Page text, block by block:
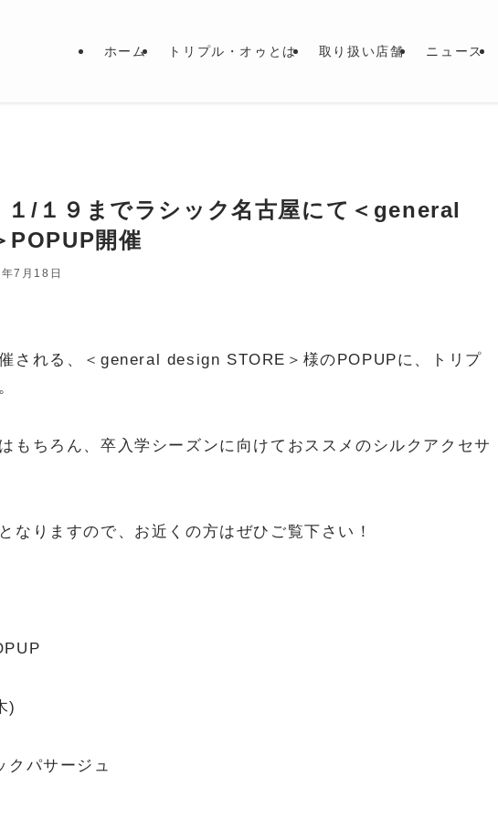
ホーム トリプル・オゥとは 取り扱い店舗 ニュース
１/１９までラシック名古屋にて＜general
開催
7月18日
される、＜general design STORE＞様のPOPUPに、トリプ
もちろん、卒入学シーズンに向けておススメのシルクアクセサ
なりますので、お近くの方はぜひご覧下さい！
)
パサージュ